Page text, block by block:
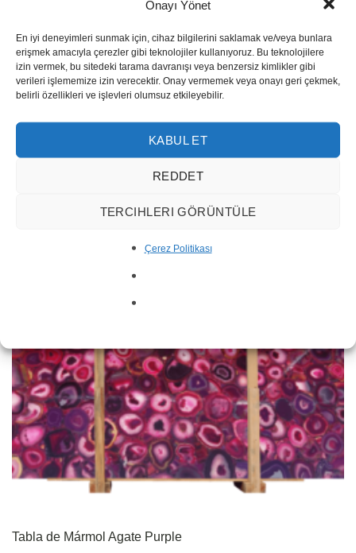
Onayı Yönet
En iyi deneyimleri sunmak için, cihaz bilgilerini saklamak ve/veya bunlara
erişmek amacıyla çerezler gibi teknolojiler kullanıyoruz. Bu teknolojilere
izin vermek, bu sitedeki tarama davranışı veya benzersiz kimlikler gibi
verileri işlememize izin verecektir. Onay vermemek veya onayı geri çekmek,
belirli özellikleri ve işlevleri olumsuz etkileyebilir.
KABUL ET
REDDET
TERCIHLERI GÖRÜNTÜLE
Çerez Politikası
Tabla de Mármol Green Agate
Tabla de Mármol Agate Purple